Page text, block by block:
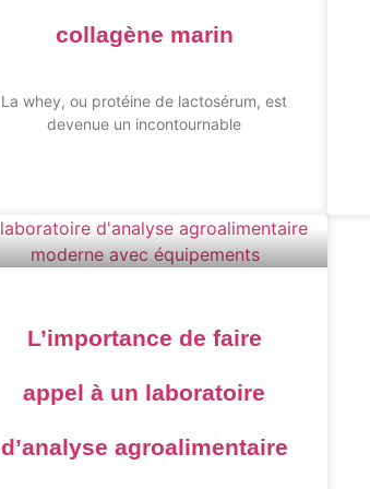
collagène marin
La whey, ou protéine de lactosérum, est
devenue un incontournable
L’importance de faire
appel à un laboratoire
d’analyse agroalimentaire